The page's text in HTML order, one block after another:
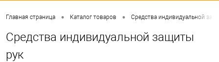
Главная страница • Каталог товаров • Средства индивидуальной
Средства индивидуальной защиты
рук